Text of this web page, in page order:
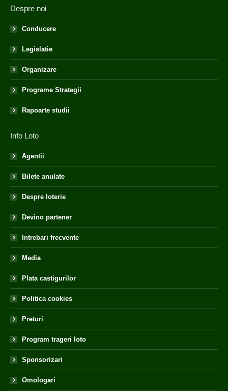
Despre noi
Conducere
Legislatie
Organizare
Programe Strategii
Rapoarte studii
Info Loto
Agentii
Bilete anulate
Despre loterie
Devino partener
Intrebari frecvente
Media
Plata castigurilor
Politica cookies
Preturi
Program trageri loto
Sponsorizari
Omologari